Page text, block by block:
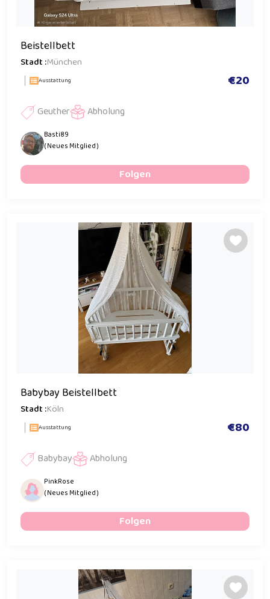
Beistellbett
Stadt :München
Ausstattung €20
Geuther Abholung
Basti89
( Neues Mitglied )
Folgen
Babybay Beistellbett
Stadt :Köln
Ausstattung €80
Babybay Abholung
PinkRose
( Neues Mitglied )
Folgen